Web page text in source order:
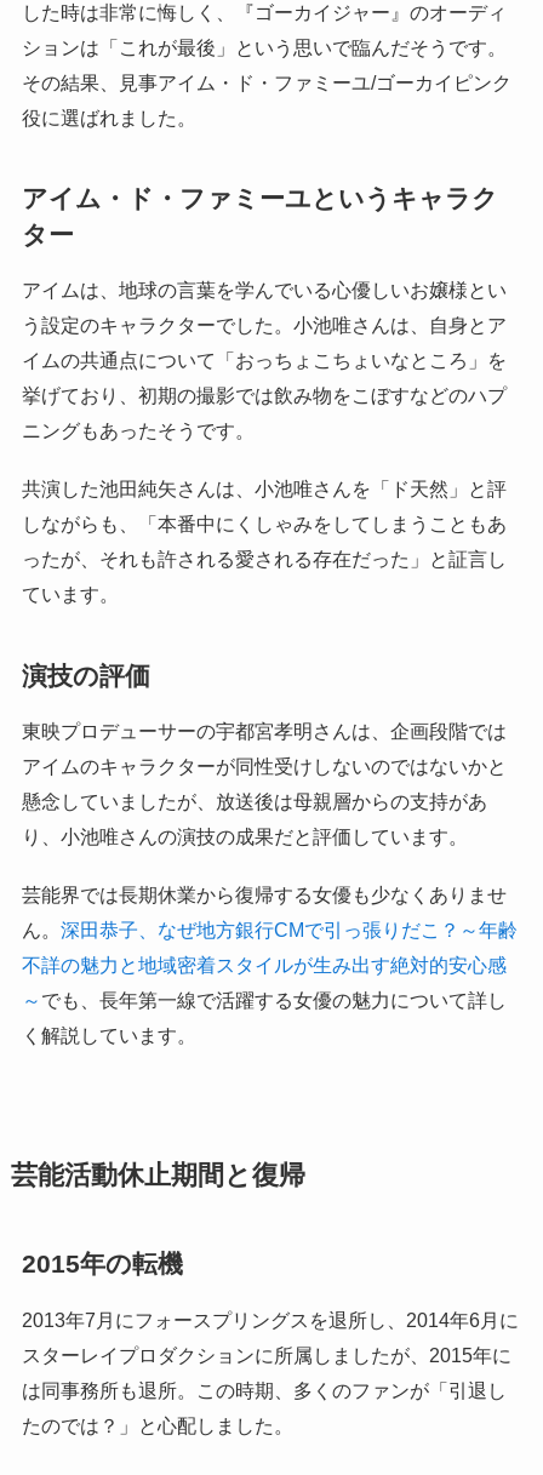
した時は非常に悔しく、『ゴーカイジャー』のオーディ
ションは「これが最後」という思いで臨んだそうです。
その結果、見事アイム・ド・ファミーユ/ゴーカイピンク
役に選ばれました。
アイム・ド・ファミーユというキャラク
ター
アイムは、地球の言葉を学んでいる心優しいお嬢様とい
う設定のキャラクターでした。小池唯さんは、自身とア
イムの共通点について「おっちょこちょいなところ」を
挙げており、初期の撮影では飲み物をこぼすなどのハプ
ニングもあったそうです。
共演した池田純矢さんは、小池唯さんを「ド天然」と評
しながらも、「本番中にくしゃみをしてしまうこともあ
ったが、それも許される愛される存在だった」と証言し
ています。
演技の評価
東映プロデューサーの宇都宮孝明さんは、企画段階では
アイムのキャラクターが同性受けしないのではないかと
懸念していましたが、放送後は母親層からの支持があ
り、小池唯さんの演技の成果だと評価しています。
芸能界では長期休業から復帰する女優も少なくありませ
ん。 深田恭子、なぜ地方銀行CMで引っ張りだこ？～年齢
不詳の魅力と地域密着スタイルが生み出す絶対的安心感
～ でも、長年第一線で活躍する女優の魅力について詳し
く解説しています。
芸能活動休止期間と復帰
2015年の転機
2013年7月にフォースプリングスを退所し、2014年6月に
スターレイプロダクションに所属しましたが、2015年に
は同事務所も退所。この時期、多くのファンが「引退し
たのでは？」と心配しました。